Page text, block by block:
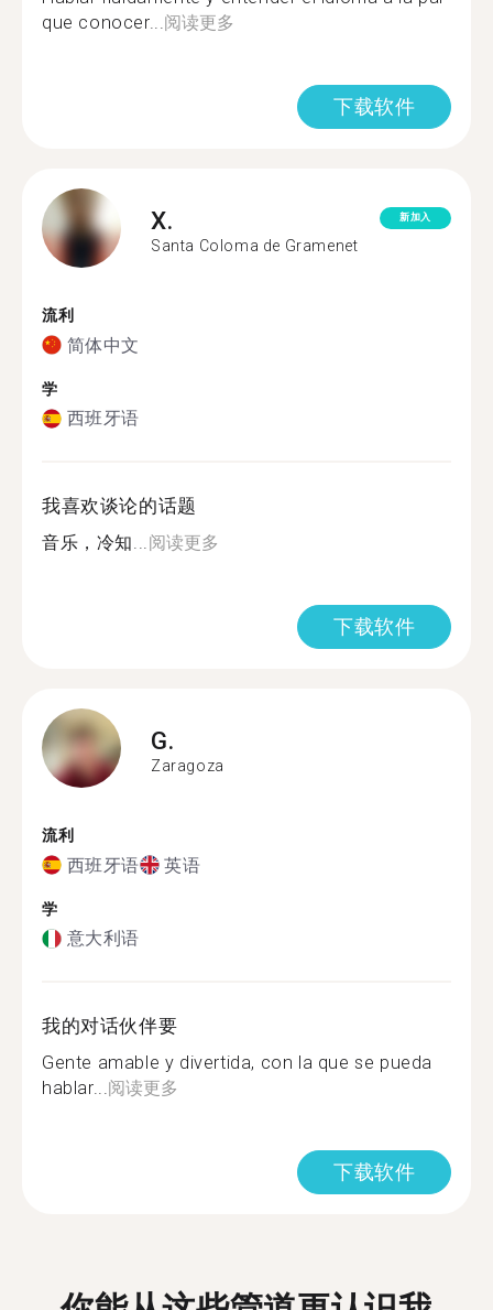
que conocer...阅读更多
下载软件
X.
Santa Coloma de Gramenet
新加入
流利
简体中文
学
西班牙语
我喜欢谈论的话题
音乐，冷知...阅读更多
下载软件
G.
Zaragoza
流利
西班牙语 英语
学
意大利语
我的对话伙伴要
Gente amable y divertida, con la que se pueda
hablar...阅读更多
下载软件